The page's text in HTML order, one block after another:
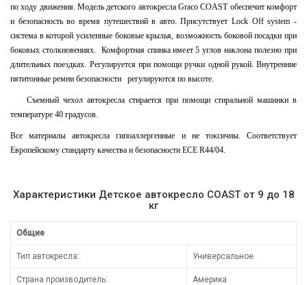
по ходу движения. Модель детского автокресла Graco COAST обеспечит комфорт
и безопасность во время путешествий в авто. Присутствует Lock Off system -
система в которой усиленные боковые крылья, возможность боковой посадки при
боковых столкновениях. Комфортная спинка имеет 5 углов наклона полезно при
длительных поездках. Регулируется при помощи ручки одной рукой. Внутренние
пятитонные ремни безопасности регулируются по высоте.
Съемный чехол автокресла стирается при помощи стиральной машинки в
температуре 40 градусов.
Все материалы автокресла гипоаллергенные и не токсичны. Соответствует
Европейскому стандарту качества и безопасности ECE R44/04.
Характеристики Детское автокресло COAST от 9 до 18
кг
Общие
Тип автокресла: Универсальное
Страна производитель: Америка